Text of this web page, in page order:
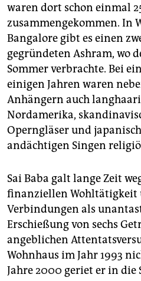
waren dort schon einmal
zusammengekommen. In
Bangalore gibt es einen
gegründeten Ashram, wo
Sommer verbrachte. Bei
einigen Jahren waren
Anhängern auch
Nordamerika,
Operngläser und
andächtigen Singen
Sai Baba galt lange Zeit
finanziellen Wohltätigkeit
Verbindungen als
Erschießung von sechs
angeblichen
Wohnhaus im Jahr 1993
Jahre 2000 geriet er in die